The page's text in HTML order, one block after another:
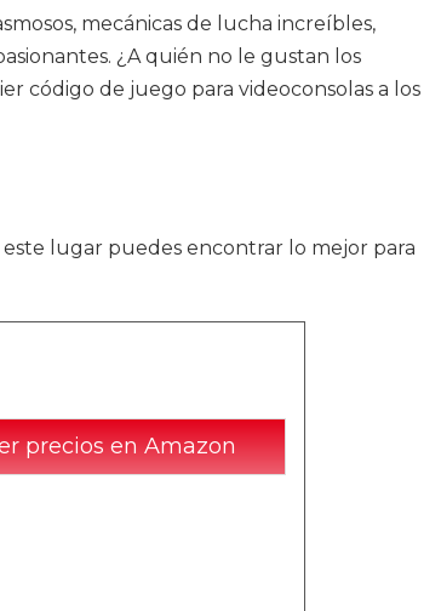
mecánicas de lucha increíbles,
¿A quién no le gustan los
código de juego para videoconsolas a los
este lugar puedes encontrar lo mejor para
precios en Amazon